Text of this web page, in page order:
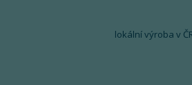
lokální výroba v